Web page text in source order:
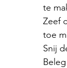
te
Zeef
toe
Snij